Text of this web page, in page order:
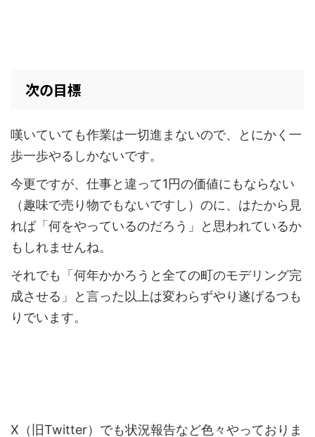
次の目標
嘆いていても作業は一切進まないので、とにかく一
歩一歩やるしかないです。
今更ですが、仕事と違って1円の価値にもならない
（趣味で売り物でもないですし）のに、はたから見
れば「何をやっているのだろう」と思われているか
もしれませんね。
それでも「何年かかろうと全ての町のモデリング完
成させる」と言った以上は変わらずやり遂げるつも
りでいます。
X（旧Twitter）でも状況報告など色々やっておりま